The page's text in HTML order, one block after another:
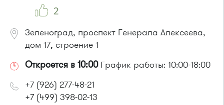
2
Зеленоград, проспект Генерала Алексеева,
дом 17, строение 1
Откроется в 10:00График работы: 10:00-18:00
+7 (926) 277-48-21
+7 (499) 398-02-13